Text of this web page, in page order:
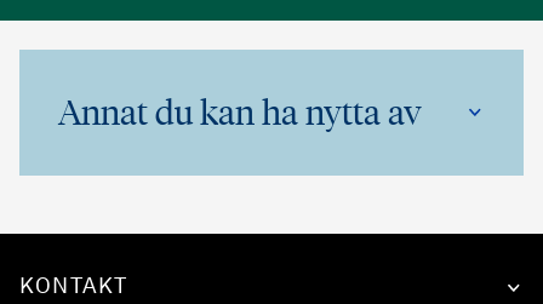
Annat du kan ha nytta av
KONTAKT